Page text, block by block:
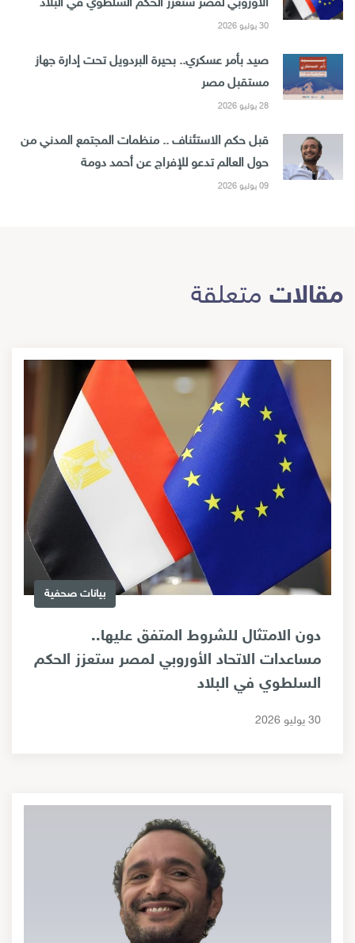
الأوروبي لمصر ستعزز الحكم السلطوي في البلاد
30 يوليو 2026
صيد بأمر عسكري.. بحيرة البردويل تحت إدارة جهاز
مستقبل مصر
28 يوليو 2026
قبل حكم الاستئناف .. منظمات المجتمع المدني من
حول العالم تدعو للإفراج عن أحمد دومة
09 يوليو 2026
مقالات متعلقة
بيانات صحفية
دون الامتثال للشروط المتفق عليها..
مساعدات الاتحاد الأوروبي لمصر ستعزز الحكم
السلطوي في البلاد
30 يوليو 2026